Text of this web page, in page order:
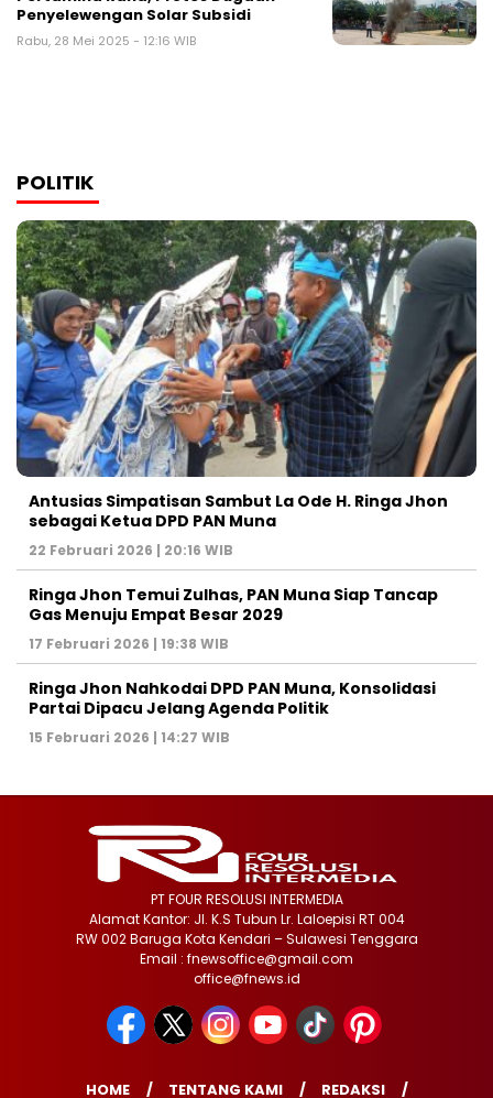
Penyelewengan Solar Subsidi
Rabu, 28 Mei 2025 - 12:16 WIB
POLITIK
Antusias Simpatisan Sambut La Ode H. Ringa Jhon
sebagai Ketua DPD PAN Muna
22 Februari 2026 | 20:16 WIB
Ringa Jhon Temui Zulhas, PAN Muna Siap Tancap
Gas Menuju Empat Besar 2029
17 Februari 2026 | 19:38 WIB
Ringa Jhon Nahkodai DPD PAN Muna, Konsolidasi
Partai Dipacu Jelang Agenda Politik
15 Februari 2026 | 14:27 WIB
PT FOUR RESOLUSI INTERMEDIA
Alamat Kantor: Jl. K.S Tubun Lr. Laloepisi RT 004
RW 002 Baruga Kota Kendari – Sulawesi Tenggara
Email : fnewsoffice@gmail.com
office@fnews.id
HOME TENTANG KAMI REDAKSI